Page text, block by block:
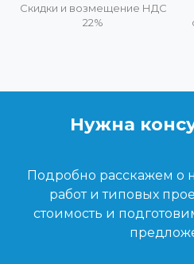
Скидки и возмещение НДС
22%
Нужна
Подробно расскажем о
работ и типовых
стоимость и